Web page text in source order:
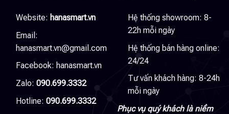
Website: hanasmart.vn
Email:
hanasmart.vn@gmail.com
Facebook: hanasmart.vn
Zalo: 090.699.3332
Hotline: 090.699.3332
Hệ thống showroom: 8-
22h mỗi ngày
Hệ thống bán hàng online:
24/24
Tư vấn khách hàng: 8-24h
mỗi ngày
Phục vụ quý khách là niềm